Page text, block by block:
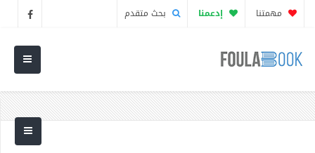
مهمتنا إدعمنا بحث متقدم